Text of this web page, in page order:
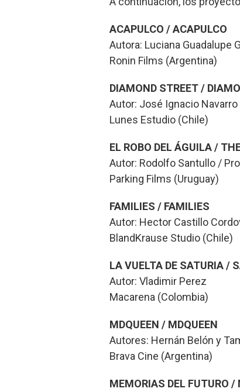
ACAPULCO / ACAPULCO
Autora: Luciana Guadalupe
Ronin Films (Argentina)
DIAMOND STREET /
Autor: José Ignacio
Lunes Estudio (Chile)
EL ROBO DEL ÁGUILA /
Autor: Rodolfo Santullo /
Parking Films (Uruguay)
FAMILIES / FAMILIES
Autor: Hector Castillo
BlandKrause Studio (Chile)
LA VUELTA DE SATURIA /
Autor: Vladimir Perez
Macarena (Colombia)
MDQUEEN / MDQUEEN
Autores: Hernán Belón y
Brava Cine (Argentina)
MEMORIAS DEL FUTURO /